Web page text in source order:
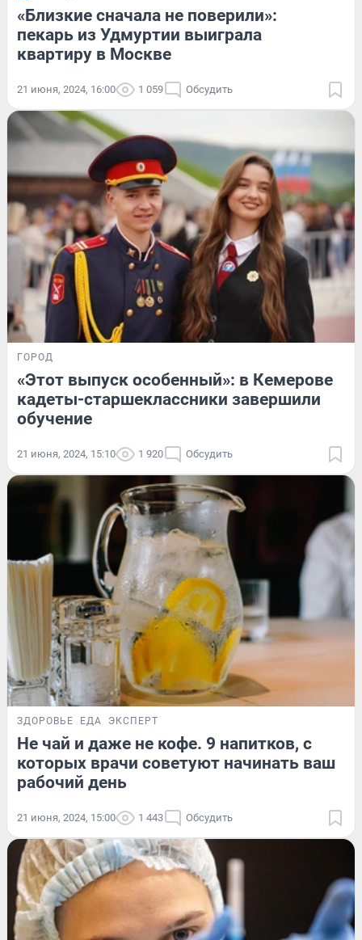
«Близкие сначала не поверили»:
пекарь из Удмуртии выиграла
квартиру в Москве
21 июня, 2024, 16:00 1 059 Обсудить
ГОРОД
«Этот выпуск особенный»: в Кемерове
кадеты-старшеклассники завершили
обучение
21 июня, 2024, 15:10 1 920 Обсудить
ЗДОРОВЬЕ ЕДА ЭКСПЕРТ
Не чай и даже не кофе. 9 напитков, с
которых врачи советуют начинать ваш
рабочий день
21 июня, 2024, 15:00 1 443 Обсудить